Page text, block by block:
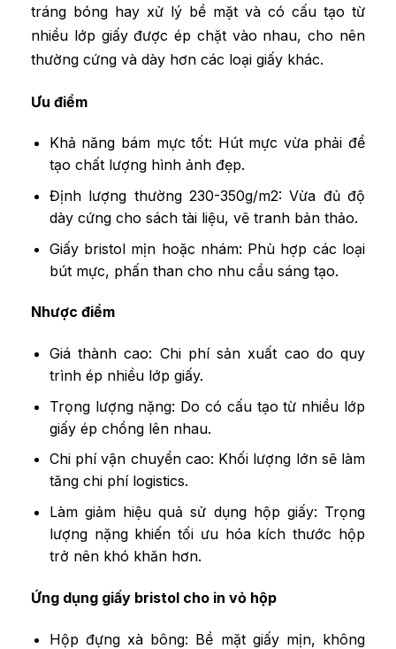
tráng bóng hay xử lý bề mặt và có cấu tạo từ
nhiều lớp giấy được ép chặt vào nhau, cho nên
thường cứng và dày hơn các loại giấy khác.
Ưu điểm
Khả năng bám mực tốt: Hút mực vừa phải để
tạo chất lượng hình ảnh đẹp.
Định lượng thường 230-350g/m2: Vừa đủ độ
dày cứng cho sách tài liệu, vẽ tranh bản thảo.
Giấy bristol mịn hoặc nhám: Phù hợp các loại
bút mực, phấn than cho nhu cầu sáng tạo.
Nhược điểm
Giá thành cao: Chi phí sản xuất cao do quy
trình ép nhiều lớp giấy.
Trọng lượng nặng: Do có cấu tạo từ nhiều lớp
giấy ép chồng lên nhau.
Chi phí vận chuyển cao: Khối lượng lớn sẽ làm
tăng chi phí logistics.
Làm giảm hiệu quả sử dụng hộp giấy: Trọng
lượng nặng khiến tối ưu hóa kích thước hộp
trở nên khó khăn hơn.
Ứng dụng giấy bristol cho in vỏ hộp
Hộp đựng xà bông: Bề mặt giấy mịn, không